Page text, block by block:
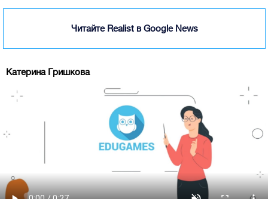
Читайте Realist в Google News
Катерина Гришкова